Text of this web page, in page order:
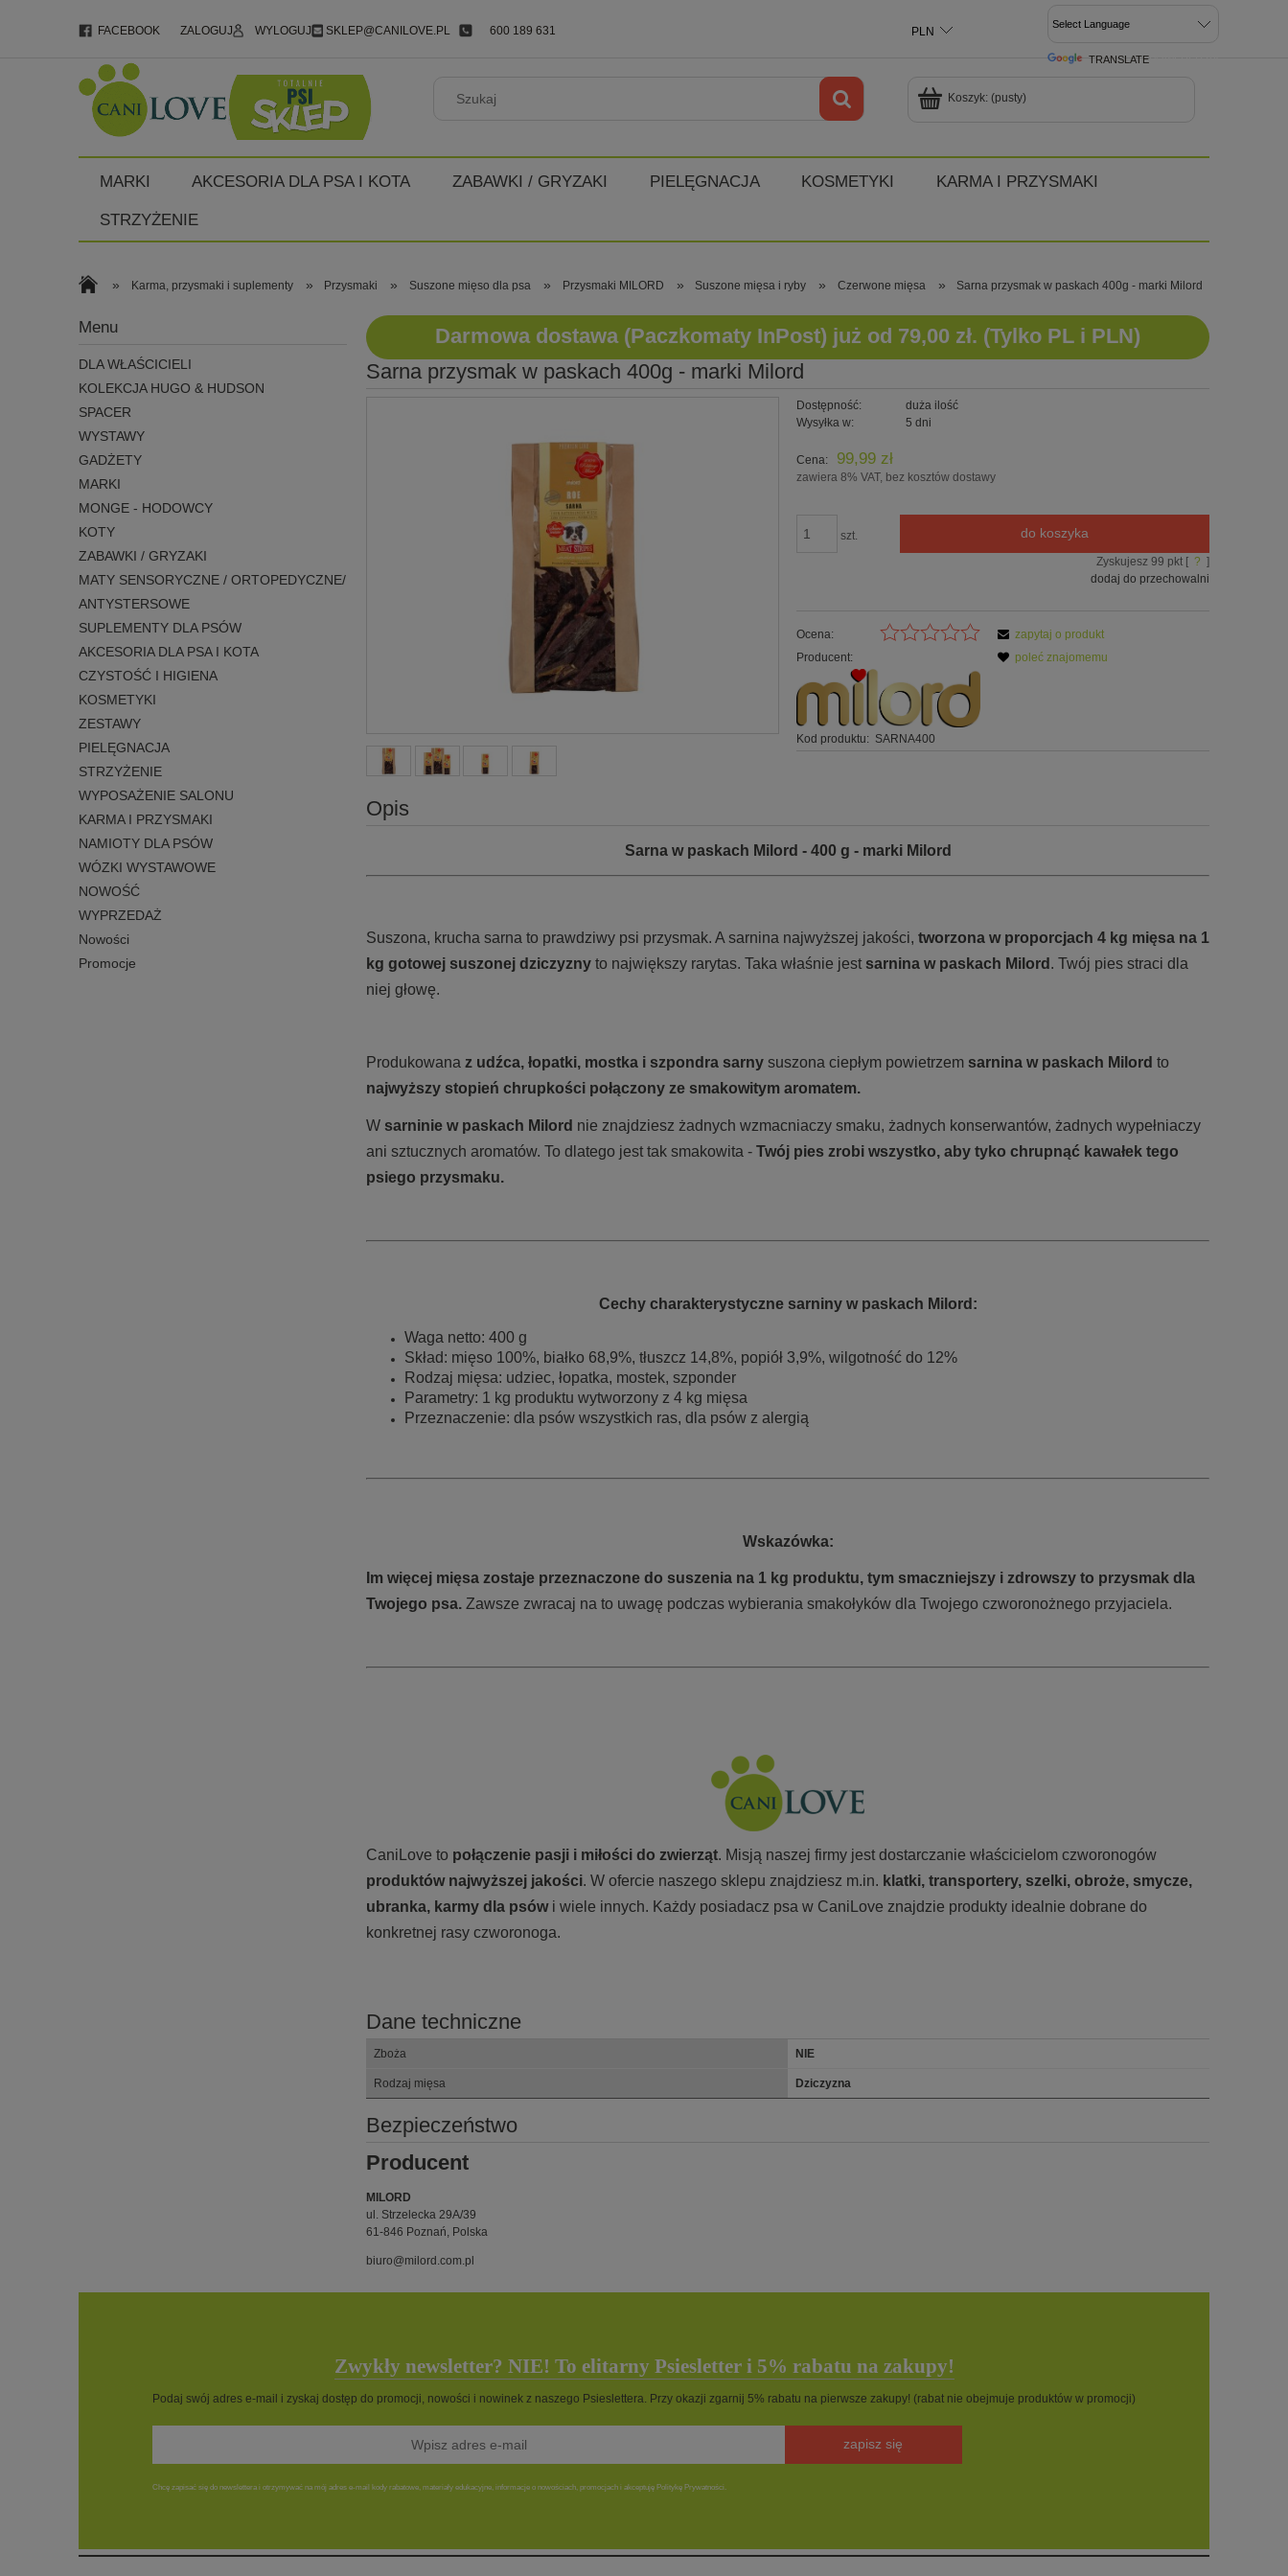
FACEBOOK 600 189 631
SKLEP@CANILOVE.PL
WYLOGUJ
ZALOGUJ
POWERED BY
TRANSLATE
Koszyk: (pusty)
MARKI AKCESORIA DLA PSA I KOTA ZABAWKI / GRYZAKI PIELĘGNACJA KOSMETYKI KARMA I PRZYSMAKI
STRZYŻENIE
» Karma, przysmaki i suplementy » Przysmaki » Suszone mięso dla psa » Przysmaki MILORD » Suszone mięsa i ryby » Czerwone mięsa » Sarna przysmak w paskach 400g - marki Milord
Menu
DLA WŁAŚCICIELI
KOLEKCJA HUGO & HUDSON
SPACER
WYSTAWY
GADŻETY
MARKI
MONGE - HODOWCY
KOTY
ZABAWKI / GRYZAKI
MATY SENSORYCZNE / ORTOPEDYCZNE/
ANTYSTERSOWE
SUPLEMENTY DLA PSÓW
AKCESORIA DLA PSA I KOTA
CZYSTOŚĆ I HIGIENA
KOSMETYKI
ZESTAWY
PIELĘGNACJA
STRZYŻENIE
WYPOSAŻENIE SALONU
KARMA I PRZYSMAKI
NAMIOTY DLA PSÓW
WÓZKI WYSTAWOWE
NOWOŚĆ
WYPRZEDAŻ
Nowości
Promocje
Darmowa dostawa (Paczkomaty InPost) już od 79,00 zł. (Tylko PL i PLN)
Sarna przysmak w paskach 400g - marki Milord
Dostępność:
duża ilość
Wysyłka w:
5 dni
Cena: 99,99 zł
zawiera 8% VAT, bez kosztów dostawy
szt. do koszyka
Zyskujesz 99 pkt [ ? ]
dodaj do przechowalni
Ocena:
Producent:
Kod produktu: SARNA400
zapytaj o produkt
poleć znajomemu
Opis
Sarna w paskach Milord - 400 g - marki Milord
Suszona, krucha sarna to prawdziwy psi przysmak. A sarnina najwyższej jakości, tworzona w proporcjach 4 kg mięsa na 1
kg gotowej suszonej dziczyzny to największy rarytas. Taka właśnie jest sarnina w paskach Milord . Twój pies straci dla
niej głowę.
Produkowana z udźca, łopatki, mostka i szpondra sarny suszona ciepłym powietrzem sarnina w paskach Milord to
najwyższy stopień chrupkości połączony ze smakowitym aromatem.
W sarninie w paskach Milord nie znajdziesz żadnych wzmacniaczy smaku, żadnych konserwantów, żadnych wypełniaczy
ani sztucznych aromatów. To dlatego jest tak smakowita - Twój pies zrobi wszystko, aby tyko chrupnąć kawałek tego
psiego przysmaku.
Cechy charakterystyczne sarniny w paskach Milord:
Waga netto: 400 g
Skład: mięso 100%, białko 68,9%, tłuszcz 14,8%, popiół 3,9%, wilgotność do 12%
Rodzaj mięsa: udziec, łopatka, mostek, szponder
Parametry: 1 kg produktu wytworzony z 4 kg mięsa
Przeznaczenie: dla psów wszystkich ras, dla psów z alergią
Wskazówka:
Im więcej mięsa zostaje przeznaczone do suszenia na 1 kg produktu, tym smaczniejszy i zdrowszy to przysmak dla
Twojego psa. Zawsze zwracaj na to uwagę podczas wybierania smakołyków dla Twojego czworonożnego przyjaciela.
CaniLove to połączenie pasji i miłości do zwierząt. Misją naszej firmy jest dostarczanie właścicielom czworonogów
produktów najwyższej jakości. W ofercie naszego sklepu znajdziesz m.in. klatki, transportery, szelki, obroże, smycze,
ubranka, karmy dla psówi wiele innych. Każdy posiadacz psa w CaniLove znajdzie produkty idealnie dobrane do
konkretnej rasy czworonoga.
Dane techniczne
Zboża NIE
Rodzaj mięsa Dziczyzna
Bezpieczeństwo
Producent
MILORD
ul. Strzelecka 29A/39
61-846 Poznań, Polska
biuro@milord.com.pl
Zwykły newsletter? NIE! To elitarny Psiesletter i 5% rabatu na zakupy!
Podaj swój adres e-mail i zyskaj dostęp do promocji, nowości i nowinek z naszego Psieslettera. Przy okazji zgarnij 5% rabatu na pierwsze zakupy! (rabat nie obejmuje produktów w promocji)
zapisz się
Chcę zapisać się do newslettera i otrzymywać na mój adres e-mail kody rabatowe, materiały edukacyjne, informacje o nowościach, promocjach i akceptuję Politykę Prywatności.